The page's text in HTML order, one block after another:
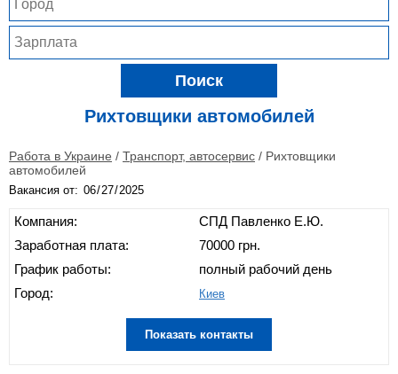
Поиск
Рихтовщики автомобилей
Работа в Украине / Транспорт, автосервис / Рихтовщики
автомобилей
Вакансия от:
Компания:
Заработная плата:
График работы:
Город:
СПД Павленко Е.Ю.
70000 грн.
полный рабочий день
Киев
Показать контакты